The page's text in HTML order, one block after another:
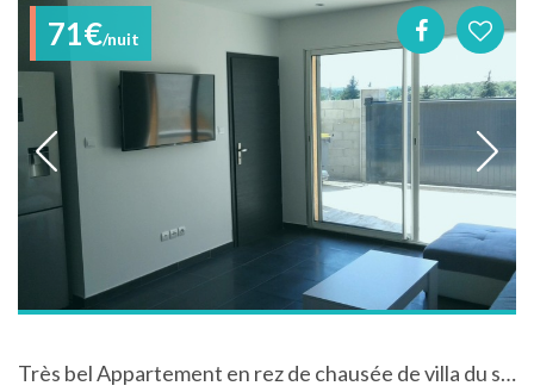
71€/nuit
Très bel Appartement en rez de chausée de villa du sud de la france (Montpellier)